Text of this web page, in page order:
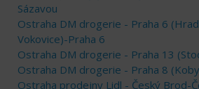
Sázavou
Ostraha DM drogerie - Praha 6
Vokovice)-Praha 6
Ostraha DM drogerie - Praha 13
Ostraha DM drogerie - Praha 8
Ostraha prodejny Lidl - Český Brod-